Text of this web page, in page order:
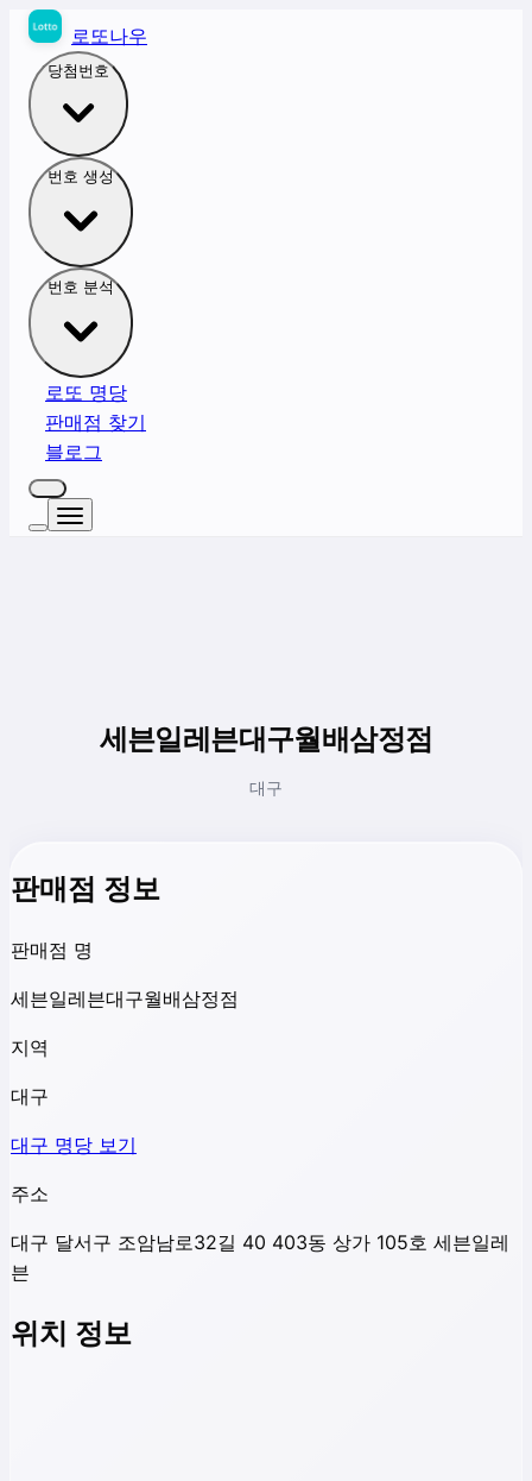
로또나우
당첨번호
번호 생성
번호 분석
로또 명당
판매점 찾기
블로그
세븐일레븐대구월배삼정점
대구
판매점 정보
판매점 명
세븐일레븐대구월배삼정점
지역
대구
대구 명당 보기
주소
대구 달서구 조암남로32길 40 403동 상가 105호 세븐일레
븐
위치 정보